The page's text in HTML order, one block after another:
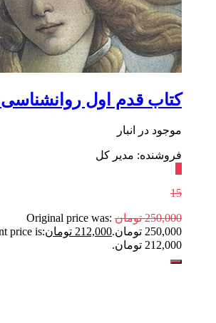
کتاب قدم اول روانشناسی‌
موجود در انبار
فروشنده: مدیر کل
15
250,000 تومان Original price was:
250,000 تومان.
212,000 تومانprice is:
212,000 تومان.